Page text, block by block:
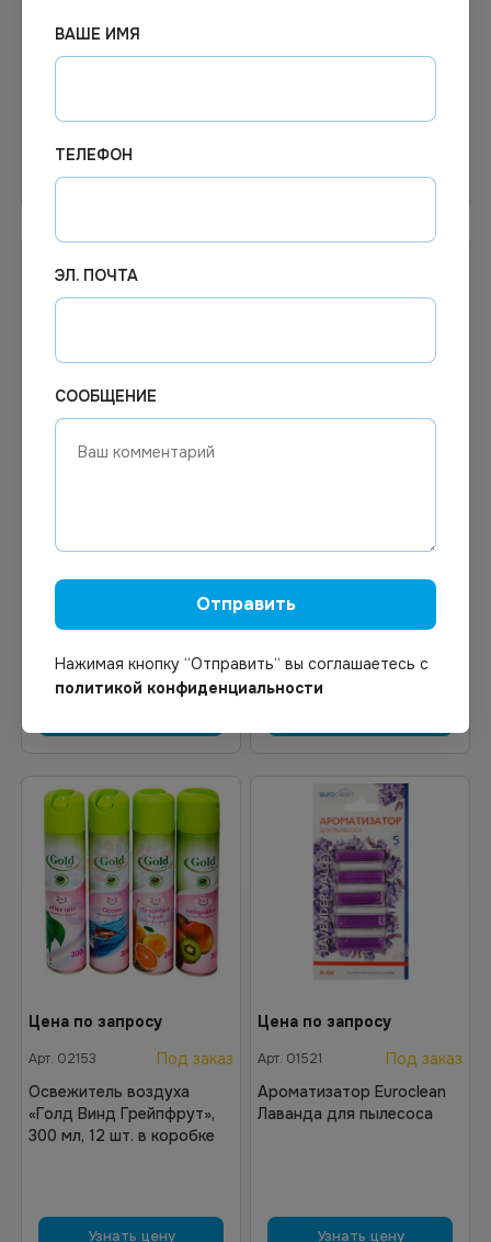
Ph Эйр Про (Air Pro)
Нейтрализатор запахов,
В корзину
Re-Mi Premium 330мл
Узнать цену
Освежитель воздуха Gold
Освежитель воздуха для
распыление Цитрусовый
фреш Chirton*6
Цена по запросу
Арт. 02153
Под заказ
Освежитель воздуха
«Голд Винд Грейпфрут»,
300 мл, 12 шт. в коробке
Узнать цену
Цена по запросу
Арт. 01521
Под заказ
Ароматизатор Euroclean
Лаванда для пылесоса
Узнать цену
ВАШЕ ИМЯ
ТЕЛЕФОН
ЭЛ. ПОЧТА
СООБЩЕНИЕ
Отправить
Нажимая кнопку “Отправить“ вы соглашаетесь с
политикой конфиденциальности